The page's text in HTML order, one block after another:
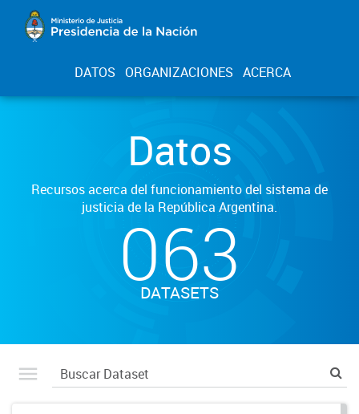
DATOS ORGANIZACIONES ACERCA
Datos
Recursos acerca del funcionamiento del sistema de
justicia de la República Argentina.
063
DATASETS